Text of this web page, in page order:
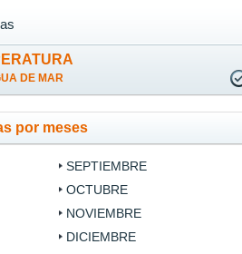
DE MAR
por meses
SEPTIEMBRE
OCTUBRE
NOVIEMBRE
DICIEMBRE